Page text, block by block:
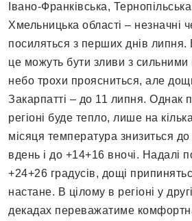
Івано-Франківська,
Хмельницька області – незначні
посиляться з перших днів липня.
це можуть бути зливи з сильними
небо трохи проясниться, але
Закарпатті – до 11 липня. Однак
регіоні буде тепло, лише на
місяця температура знизиться
вдень і до +14+16 вночі. Надалі
+24+26 градусів, дощі
настане. В цілому в регіоні у
декадах переважатиме